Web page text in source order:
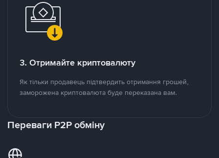
3. Отримайте криптовалюту
Як тільки продавець підтвердить отримання грошей,
заморожена криптовалюта буде переказана вам.
Переваги P2P обміну